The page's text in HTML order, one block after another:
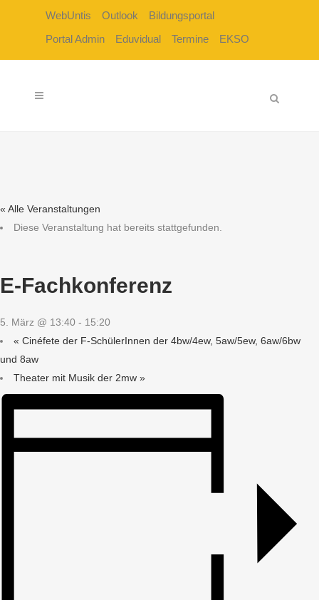
WebUntis Outlook
Bildungsportal
Portal Admin
Eduvidual Termine EKSO
« Alle Veranstaltungen
Diese Veranstaltung hat bereits stattgefunden.
E-Fachkonferenz
5. März @ 13:40 - 15:20
« Cinéfete der F-SchülerInnen der 4bw/4ew, 5aw/5ew, 6aw/6bw
und 8aw
Theater mit Musik der 2mw »